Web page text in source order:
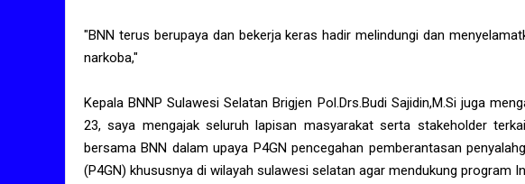
"BNN terus berupaya dan bekerja keras hadir melindungi dan
narkoba,"
Kepala BNNP Sulawesi Selatan Brigjen Pol.Drs.Budi Sajidin,M.Si juga
23, saya mengajak seluruh lapisan masyarakat serta stakeholder
bersama BNN dalam upaya P4GN pencegahan pemberantasan
(P4GN) khususnya di wilayah sulawesi selatan agar mendukung program